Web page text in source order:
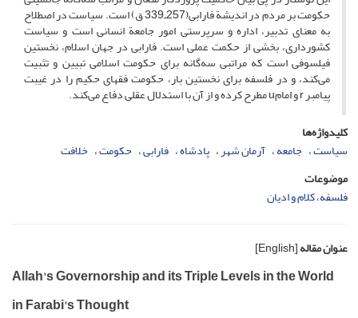
حکومت بر مردم در اندیشة فارابی(257ـ339 ق) است. سیاست در اصطلاح
به معنای تدبیر، اداره و سرپرستی امور جامعة انسانی است و سیاست
کشورداری، بخشی از حکمت عملی است. فارابی در جهان اسلام، نخستین
فیلسوفی است که مراتبی سه‌گانه برای حکومت اسلامی تبیین و تثبیت
می‌کند، و در فلسفه برای نخستین بار، حکومت فقهای حکیم را در غیبت
پیامبر r و امامu مطرح کرده و از آن با استدلال عقلی دفاع می‌کند.
کلیدواژه‌ها
سیاست جامعه آرمان شهر پادشاه فارابی حکومت خلافت
موضوعات
فلسفه، کلام و ادیان
عنوان مقاله[English]
Allah's Governorship and its Triple Levels in the World
in Farabi's Thought